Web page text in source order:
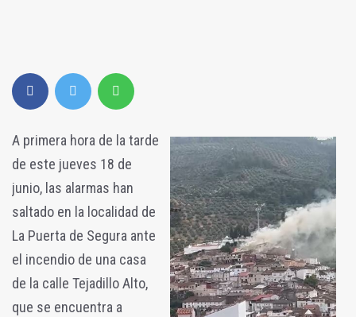
A primera hora de la tarde
de este jueves 18 de
junio, las alarmas han
saltado en la localidad de
La Puerta de Segura ante
el incendio de una casa
de la calle Tejadillo Alto,
que se encuentra a